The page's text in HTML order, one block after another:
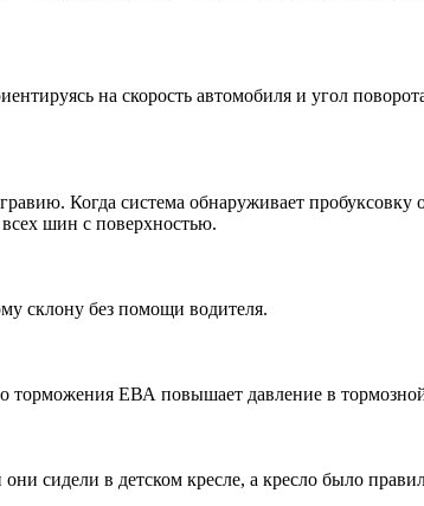
на скорость автомобиля и угол
Когда система обнаруживает пробуксовку
шин с поверхностью.
склону без помощи водителя.
ЕВА повышает давление в
сидели в детском кресле, а кресло было